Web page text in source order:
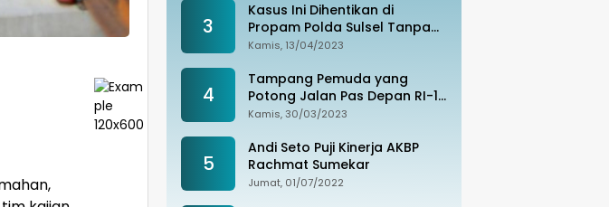
3
Kasus Ini Dihentikan di
Propam Polda Sulsel Tanpa
Kejelasan, Ada Apa?
Kamis, 13/04/2023
4
Tampang Pemuda yang
Potong Jalan Pas Depan RI-1
di Makassar Ditangkap,
Kamis, 30/03/2023
5
Andi Seto Puji Kinerja AKBP
Rachmat Sumekar
Jumat, 01/07/2022